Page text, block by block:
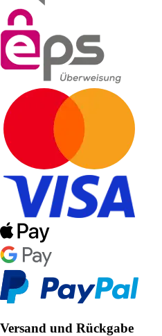
Versand und Rückgabe